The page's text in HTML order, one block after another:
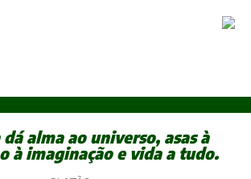
AGENDA
GALERIA
ACADEMIA DE MÚSICA
alma ao universo, asas à
à imaginação e vida a tudo.